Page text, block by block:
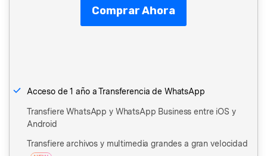
Comprar Ahora
Acceso de 1 año a Transferencia de WhatsApp
Transfiere WhatsApp y WhatsApp Business entre iOS y
Android
Transfiere archivos y multimedia grandes a gran velocidad